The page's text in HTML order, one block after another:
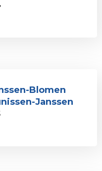
Blomen
Janssen